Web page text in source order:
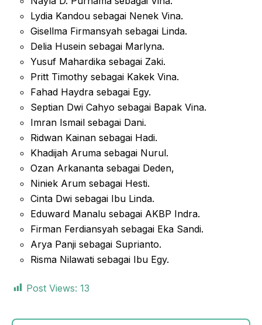
Lydia Kandou sebagai Nenek Vina.
Gisellma Firmansyah sebagai Linda.
Delia Husein sebagai Marlyna.
Yusuf Mahardika sebagai Zaki.
Pritt Timothy sebagai Kakek Vina.
Fahad Haydra sebagai Egy.
Septian Dwi Cahyo sebagai Bapak Vina.
Imran Ismail sebagai Dani.
Ridwan Kainan sebagai Hadi.
Khadijah Aruma sebagai Nurul.
Ozan Arkananta sebagai Deden,
Niniek Arum sebagai Hesti.
Cinta Dwi sebagai Ibu Linda.
Eduward Manalu sebagai AKBP Indra.
Firman Ferdiansyah sebagai Eka Sandi.
Arya Panji sebagai Suprianto.
Risma Nilawati sebagai Ibu Egy.
Post Views: 13